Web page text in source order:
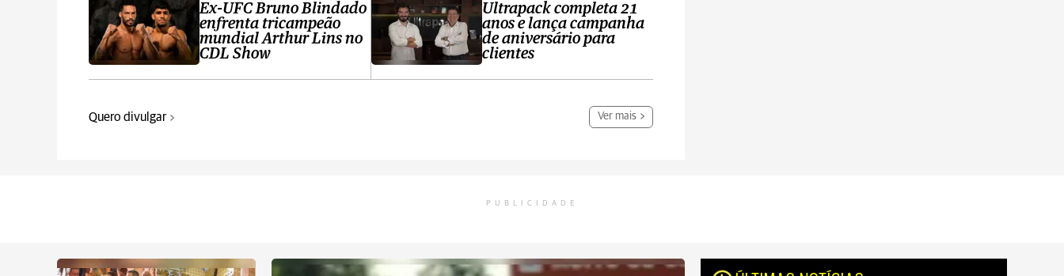
Ex-UFC Bruno Blindado
enfrenta tricampeão
mundial Arthur Lins no
CDL Show
Ultrapack completa 21
anos e lança campanha
de aniversário para
clientes
Quero divulgar Ver mais
PUBLICIDADE